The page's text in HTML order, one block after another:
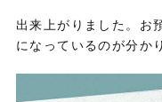
出来上がりました。お
になっているのが分か